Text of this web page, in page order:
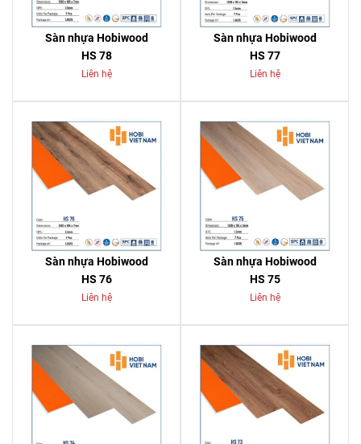
Sàn nhựa Hobiwood
HS 78
Liên hệ
Sàn nhựa Hobiwood
HS 77
Liên hệ
Sàn nhựa Hobiwood
HS 76
Liên hệ
Sàn nhựa Hobiwood
HS 75
Liên hệ